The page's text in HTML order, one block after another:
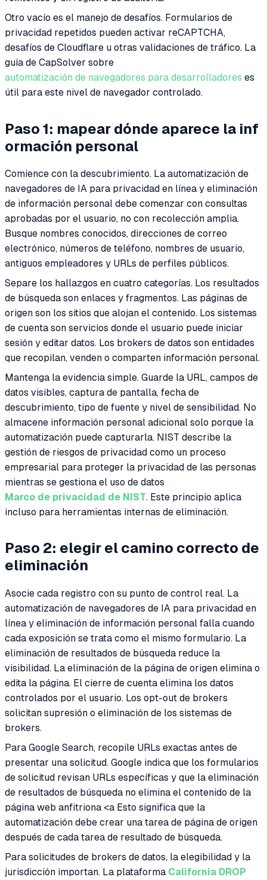
Otro vacío es el manejo de desafíos. Formularios de
privacidad repetidos pueden activar reCAPTCHA,
desafíos de Cloudflare u otras validaciones de tráfico. La
guía de CapSolver sobre
automatización de navegadores para desarrolladores es
útil para este nivel de navegador controlado.
Paso 1: mapear dónde aparece la inf
ormación personal
Comience con la descubrimiento. La automatización de
navegadores de IA para privacidad en línea y eliminación
de información personal debe comenzar con consultas
aprobadas por el usuario, no con recolección amplia.
Busque nombres conocidos, direcciones de correo
electrónico, números de teléfono, nombres de usuario,
antiguos empleadores y URLs de perfiles públicos.
Separe los hallazgos en cuatro categorías. Los resultados
de búsqueda son enlaces y fragmentos. Las páginas de
origen son los sitios que alojan el contenido. Los sistemas
de cuenta son servicios donde el usuario puede iniciar
sesión y editar datos. Los brokers de datos son entidades
que recopilan, venden o comparten información personal.
Mantenga la evidencia simple. Guarde la URL, campos de
datos visibles, captura de pantalla, fecha de
descubrimiento, tipo de fuente y nivel de sensibilidad. No
almacene información personal adicional solo porque la
automatización puede capturarla. NIST describe la
gestión de riesgos de privacidad como un proceso
empresarial para proteger la privacidad de las personas
mientras se gestiona el uso de datos
Marco de privacidad de NIST. Este principio aplica
incluso para herramientas internas de eliminación.
Paso 2: elegir el camino correcto de
eliminación
Asocie cada registro con su punto de control real. La
automatización de navegadores de IA para privacidad en
línea y eliminación de información personal falla cuando
cada exposición se trata como el mismo formulario. La
eliminación de resultados de búsqueda reduce la
visibilidad. La eliminación de la página de origen elimina o
edita la página. El cierre de cuenta elimina los datos
controlados por el usuario. Los opt-out de brokers
solicitan supresión o eliminación de los sistemas de
brokers.
Para Google Search, recopile URLs exactas antes de
presentar una solicitud. Google indica que los formularios
de solicitud revisan URLs específicas y que la eliminación
de resultados de búsqueda no elimina el contenido de la
página web anfitriona <a Esto significa que la
automatización debe crear una tarea de página de origen
después de cada tarea de resultado de búsqueda.
Para solicitudes de brokers de datos, la elegibilidad y la
jurisdicción importan. La plataforma California DROP